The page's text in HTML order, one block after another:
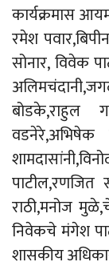
कार्यक्रमास
रमेश
सोनार, विवेक
बोडके,राहुल
वडनेरे,अभिषेक
पाटील,रणजित
राठी,मनोज
निवेकचे मंगेश
शासकीय